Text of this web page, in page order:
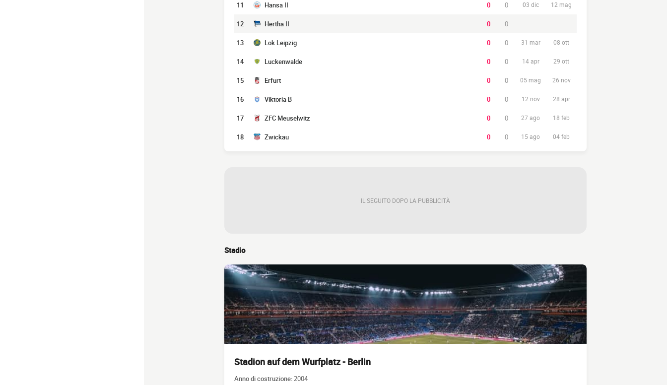
11 Hansa II 0 0 03 dic 12 mag
12 Hertha II 0 0
13 Lok Leipzig 0 0 31 mar 08 ott
14 Luckenwalde 0 0 14 apr 29 ott
15 Erfurt 0 0 05 mag 26 nov
16 Viktoria B 0 0 12 nov 28 apr
17 ZFC Meuselwitz 0 0 27 ago 18 feb
18 Zwickau 0 0 15 ago 04 feb
IL SEGUITO DOPO LA PUBBLICITÀ
Stadio
Stadion auf dem Wurfplatz - Berlin
Anno di costruzione:2004